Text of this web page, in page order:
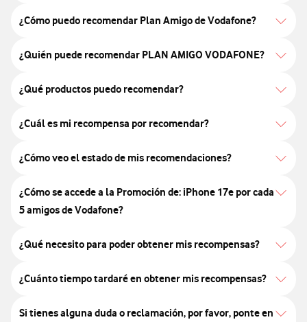
¿Cómo puedo recomendar Plan Amigo de Vodafone?
¿Quién puede recomendar PLAN AMIGO VODAFONE?
¿Qué productos puedo recomendar?
¿Cuál es mi recompensa por recomendar?
¿Cómo veo el estado de mis recomendaciones?
¿Cómo se accede a la Promoción de: iPhone 17e por cada
5 amigos de Vodafone?
¿Qué necesito para poder obtener mis recompensas?
¿Cuánto tiempo tardaré en obtener mis recompensas?
Si tienes alguna duda o reclamación, por favor, ponte en